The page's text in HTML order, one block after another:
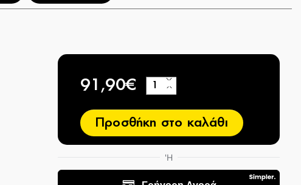
91,90€ −
+
Προσθήκη στο καλάθι